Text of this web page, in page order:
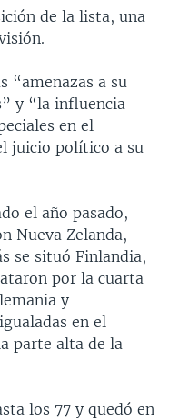
de la lista, una
“amenazas a su
y “la influencia
en el
juicio político a su
el año pasado,
Nueva Zelanda,
se situó Finlandia,
por la cuarta
y
en el
parte alta de la
los 77 y quedó en